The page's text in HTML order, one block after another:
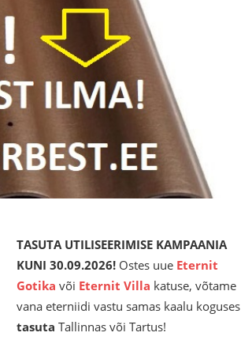
TASUTA UTILISEERIMISE KAMPAANIA
KUNI 30.09.2026!Ostes uue Eternit
Gotika või Eternit Villa katuse, võtame
vana eterniidi vastu samas kaalu koguses
tasuta Tallinnas või Tartus!